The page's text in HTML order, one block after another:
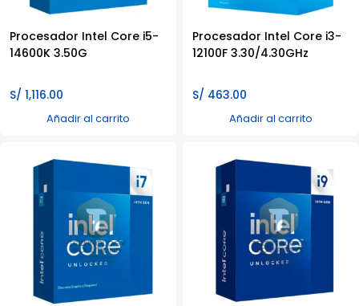
Procesador Intel Core i5-
14600K 3.50G
S/ 1,116.00
Añadir al carrito
Procesador Intel Core i3-
12100F 3.30/4.30GHz
S/ 463.00
Añadir al carrito